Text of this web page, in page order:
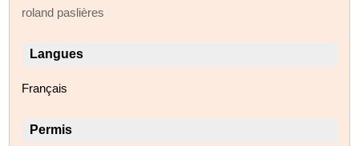
roland paslières
Langues
Français
Permis